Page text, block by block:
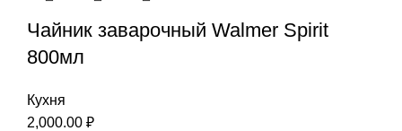
Чайник заварочный Walmer Spirit
800мл
Кухня
2,000.00 ₽